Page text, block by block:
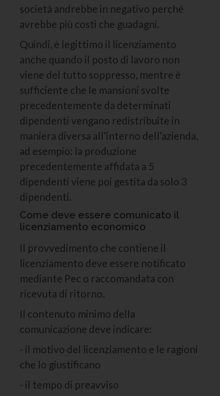
società andrebbe in negativo perché
avrebbe più costi che guadagni.
Quindi, è legittimo il licenziamento
anche quando il posto di lavoro non
viene del tutto soppresso, mentre è
sufficiente che le mansioni svolte
precedentemente da determinati
dipendenti vengano redistribuite in
maniera diversa all’interno dell’azienda,
ad esempio: la produzione
precedentemente affidata a 5
dipendenti viene poi gestita da solo 3
dipendenti.
Come deve essere comunicato il
licenziamento economico
Il provvedimento che contiene il
licenziamento deve essere notificato
mediante Pec o raccomandata con
ricevuta di ritorno.
Il contenuto minimo della
comunicazione deve indicare:
- il motivo del licenziamento e le ragioni
che lo giustificano
- il tempo di preavviso